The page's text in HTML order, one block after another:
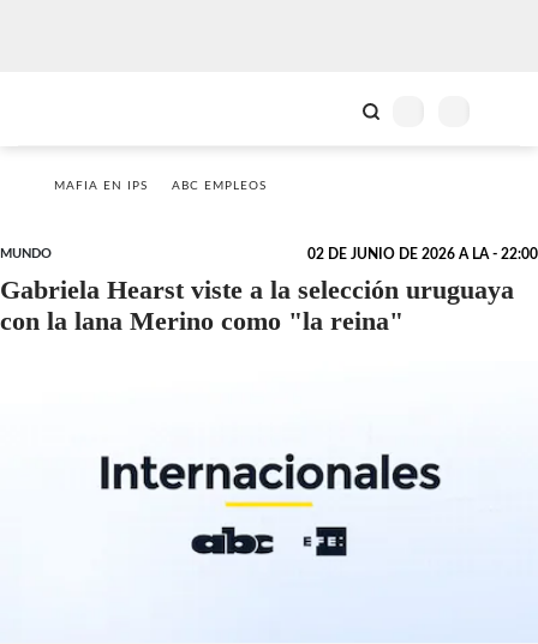
MAFIA EN IPS ABC EMPLEOS
MUNDO 02 DE JUNIO DE 2026 A LA - 22:00
Gabriela Hearst viste a la selección uruguaya
con la lana Merino como "la reina"